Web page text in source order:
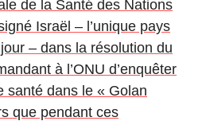
de la Santé des Nations
Israël – l’unique pays
– dans la résolution du
à l’ONU d’enquêter
santé dans le « Golan
que pendant ces